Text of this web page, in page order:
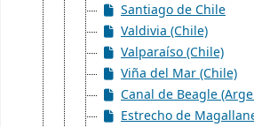
Santiago de Chile
Valdivia (Chile)
Valparaíso (Chile)
Viña del Mar (Chile)
Canal de Beagle
Estrecho de